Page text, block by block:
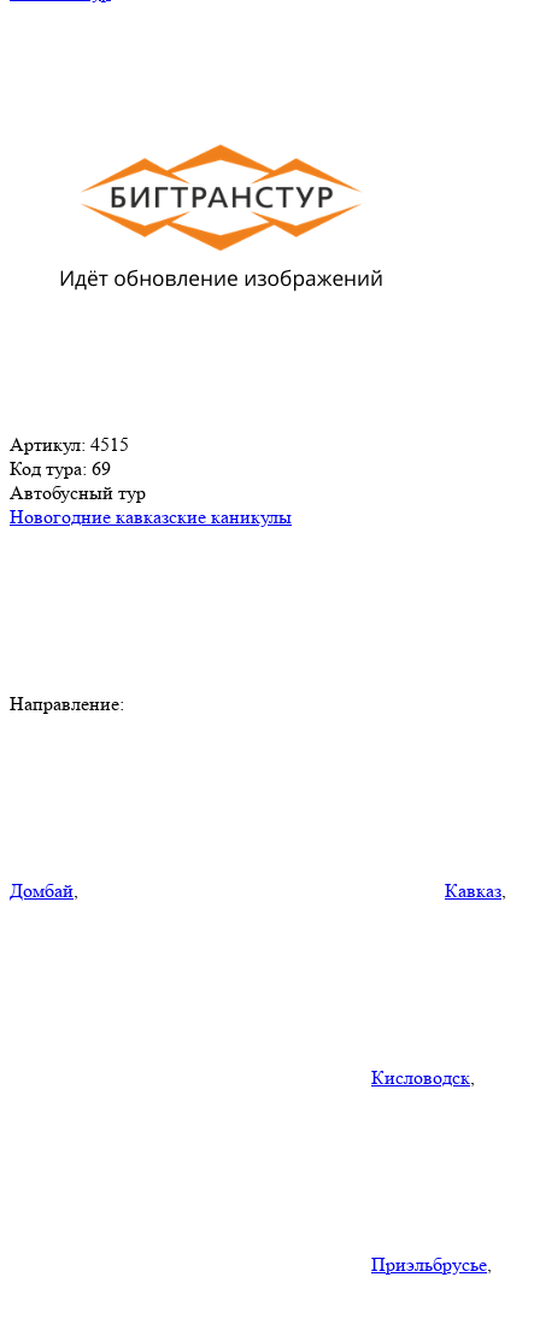
Артикул: 4515
Код тура: 69
Автобусный тур
Новогодние кавказские каникулы
Направление:
Домбай, Кавказ,
Кисловодск,
Приэльбрусье,